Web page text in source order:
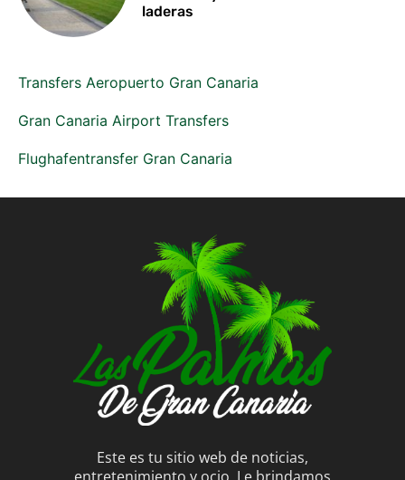
laderas
Transfers Aeropuerto Gran Canaria
Gran Canaria Airport Transfers
Flughafentransfer Gran Canaria
Este es tu sitio web de noticias,